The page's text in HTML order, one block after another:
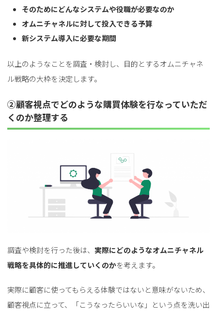
そのためにどんなシステムや役職が必要なのか
オムニチャネルに対して投入できる予算
新システム導入に必要な期間
以上のようなことを調査・検討し、目的とするオムニチャネ
ル戦略の大枠を決定します。
②顧客視点でどのような購買体験を行なっていただ
くのか整理する
調査や検討を行った後は、 実際にどのようなオムニチャネル
戦略を具体的に推進していくのかを考えます。
実際に顧客に使ってもらえる体験ではないと意味がないため、
顧客視点に立って、「こうなったらいいな」という点を洗い出